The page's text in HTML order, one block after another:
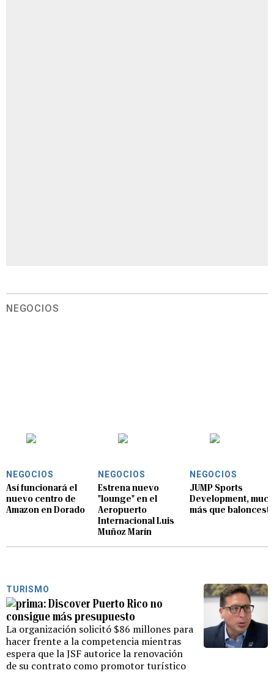
NEGOCIOS
NEGOCIOS
Así funcionará el
nuevo centro de
Amazon en Dorado
NEGOCIOS
Estrena nuevo
"lounge" en el
Aeropuerto
Internacional Luis
Muñoz Marín
NEGOCIOS
JUMP Sports
Development,
más que
TURISMO
Discover Puerto Rico no
consigue más presupuesto
La organización solicitó $86 millones para
hacer frente a la competencia mientras
espera que la JSF autorice la renovación
de su contrato como promotor turístico